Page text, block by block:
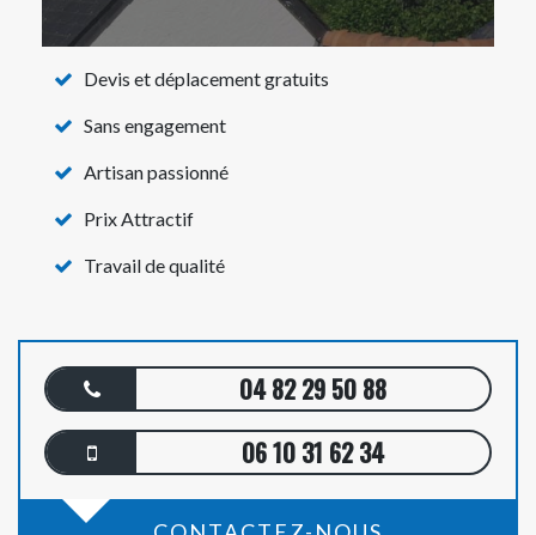
Devis et déplacement gratuits
Sans engagement
Artisan passionné
Prix Attractif
Travail de qualité
04 82 29 50 88
06 10 31 62 34